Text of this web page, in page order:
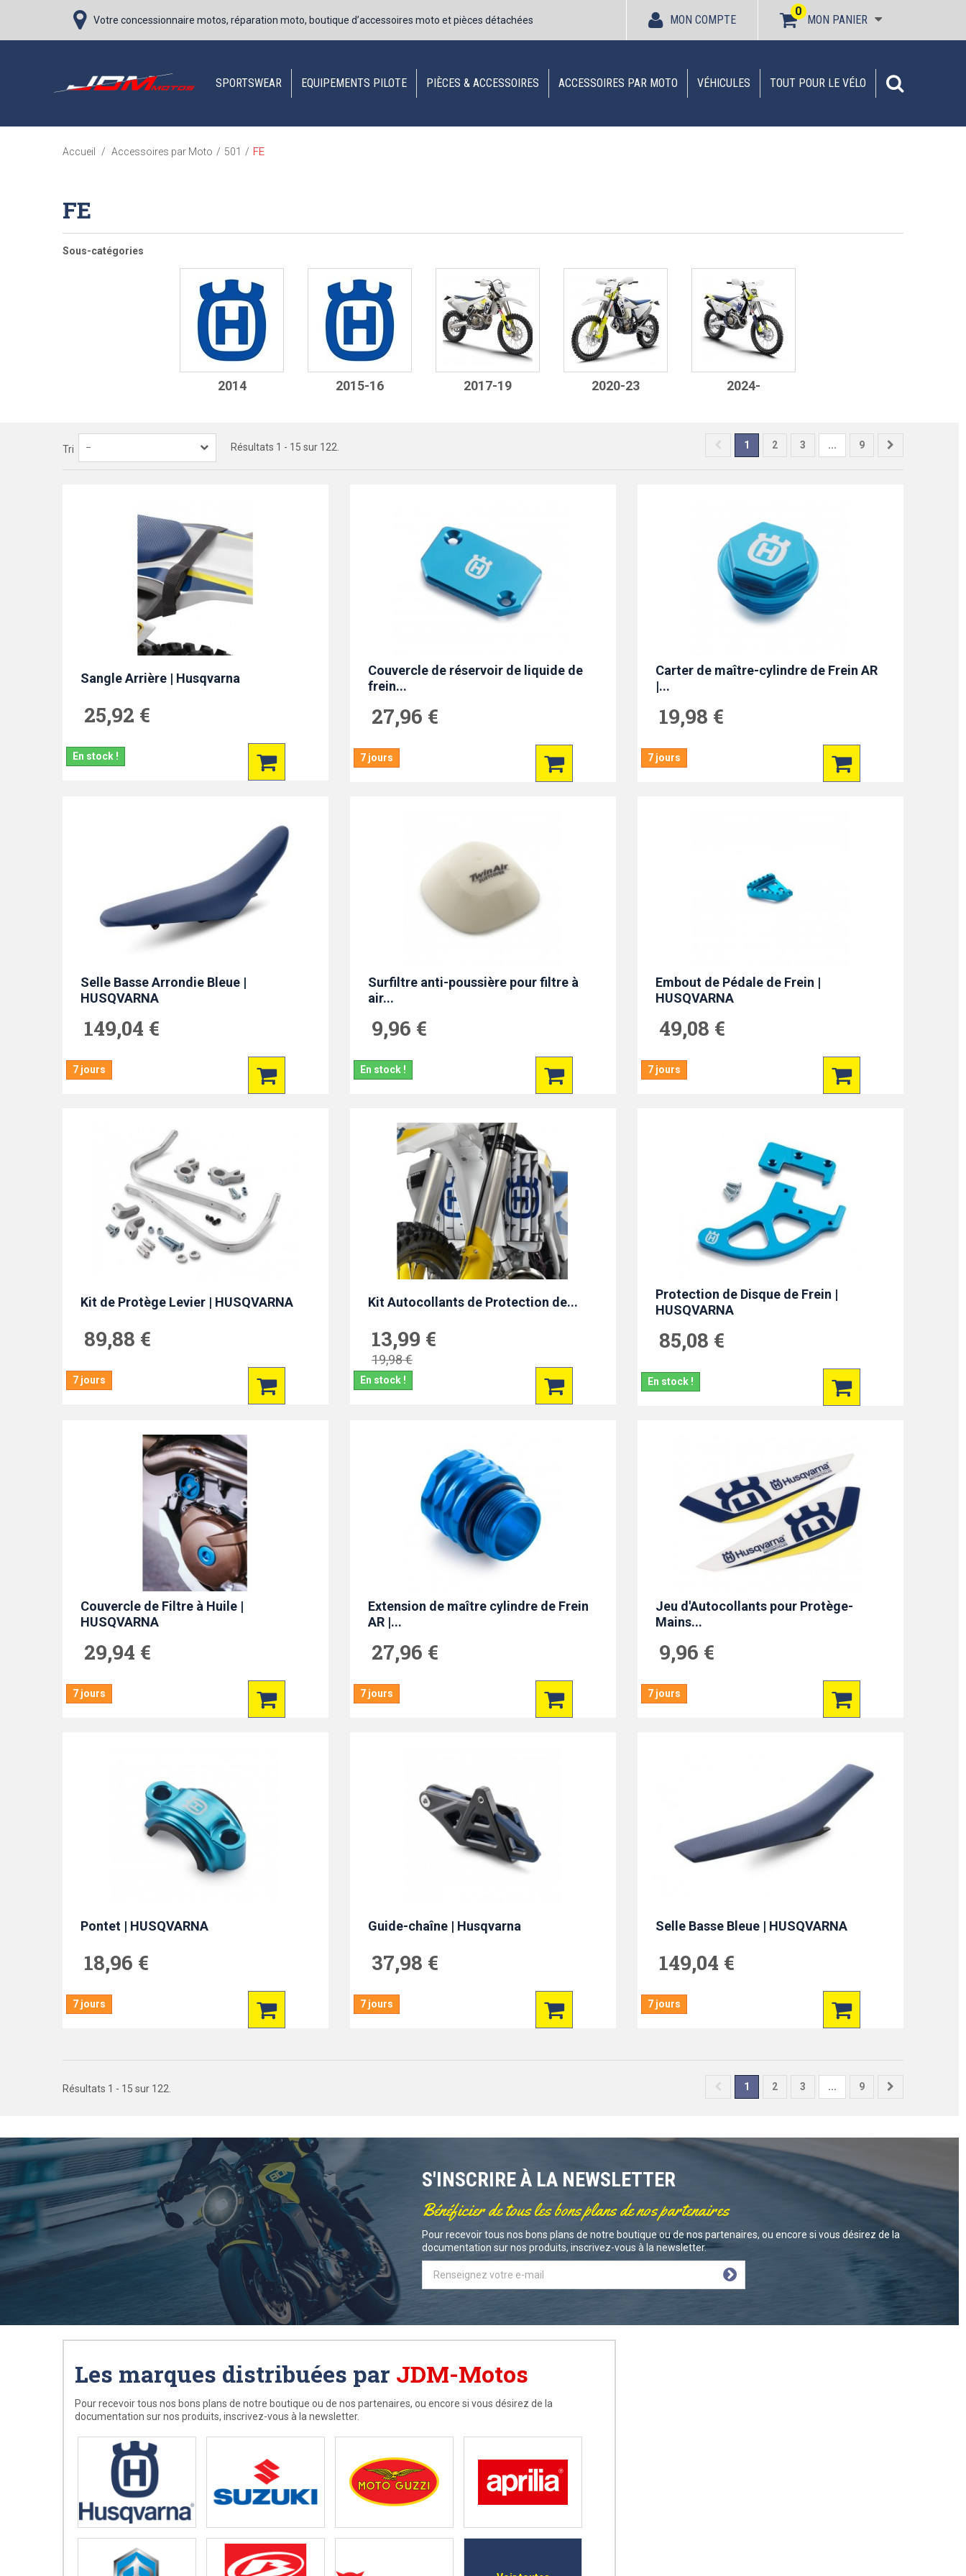
Votre concessionnaire motos, réparation moto, boutique d’accessoires moto et pièces détachées MON PANIER
0
MON COMPTE
SPORTSWEAR EQUIPEMENTS PILOTE PIÈCES & ACCESSOIRES ACCESSOIRES PAR MOTO VÉHICULES TOUT POUR LE VÉLO
Accueil / Accessoires par Moto / 501 / FE
FE
Sous-catégories
2014 2015-16 2017-19 2020-23 2024-
Tri -- 1 2 3 ... 9
Résultats 1 - 15 sur 122.
Sangle Arrière | Husqvarna
25,92 €
En stock !
Couvercle de réservoir de liquide de
frein...
27,96 €
7 jours
Carter de maître-cylindre de Frein AR
|...
19,98 €
7 jours
Selle Basse Arrondie Bleue |
HUSQVARNA
149,04 €
7 jours
Surfiltre anti-poussière pour filtre à
air...
9,96 €
En stock !
Embout de Pédale de Frein |
HUSQVARNA
49,08 €
7 jours
Kit de Protège Levier | HUSQVARNA
89,88 €
7 jours
Kit Autocollants de Protection de...
13,99 €
19,98 €
En stock !
Protection de Disque de Frein |
HUSQVARNA
85,08 €
En stock !
Couvercle de Filtre à Huile |
HUSQVARNA
29,94 €
7 jours
Extension de maître cylindre de Frein
AR |...
27,96 €
7 jours
Jeu d'Autocollants pour Protège-
Mains...
9,96 €
7 jours
Pontet | HUSQVARNA
18,96 €
7 jours
Guide-chaîne | Husqvarna
37,98 €
7 jours
Selle Basse Bleue | HUSQVARNA
149,04 €
7 jours
1 2 3 ... 9
Résultats 1 - 15 sur 122.
S'INSCRIRE À LA NEWSLETTER
Bénéficier de tous les bons plans de nos partenaires
Pour recevoir tous nos bons plans de notre boutique ou de nos partenaires, ou encore si vous désirez de la
documentation sur nos produits, inscrivez-vous à la newsletter.
Les marques distribuées par JDM-Motos
Pour recevoir tous nos bons plans de notre boutique ou de nos partenaires, ou encore si vous désirez de la
documentation sur nos produits, inscrivez-vous à la newsletter.